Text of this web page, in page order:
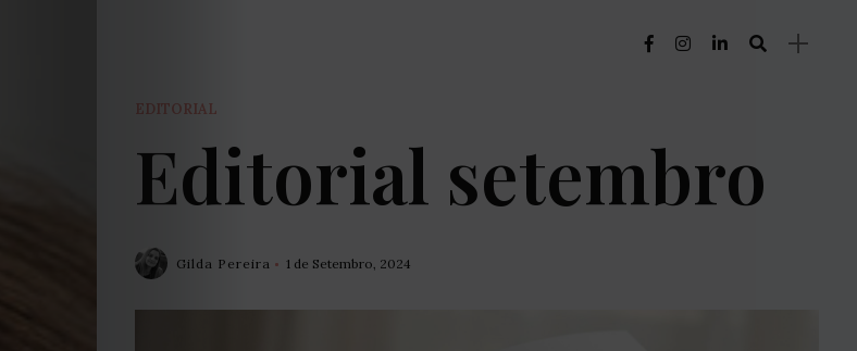
EDITORIAL
Editorial setembro
Gilda Pereira 1 de Setembro, 2024